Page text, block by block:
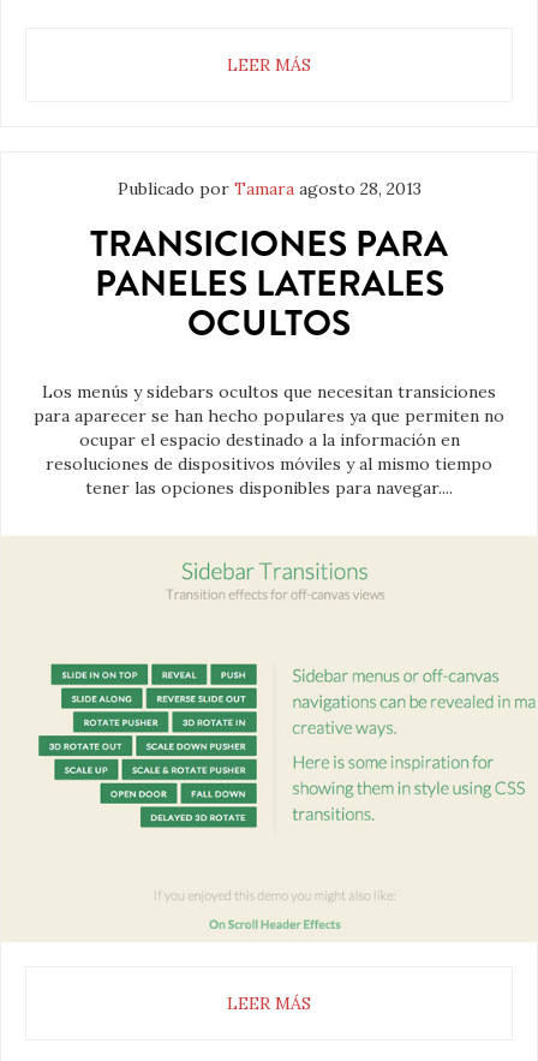
LEER MÁS
Publicado por Tamara agosto 28, 2013
TRANSICIONES PARA
PANELES LATERALES
OCULTOS
Los menús y sidebars ocultos que necesitan transiciones
para aparecer se han hecho populares ya que permiten no
ocupar el espacio destinado a la información en
resoluciones de dispositivos móviles y al mismo tiempo
tener las opciones disponibles para navegar....
LEER MÁS